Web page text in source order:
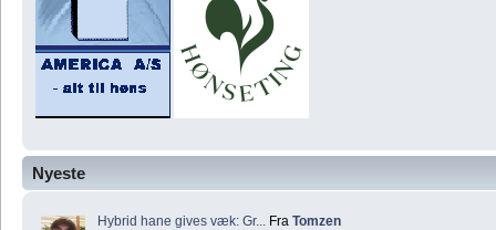
Nyeste
Hybrid hane gives væk: Gr... Fra Tomzen